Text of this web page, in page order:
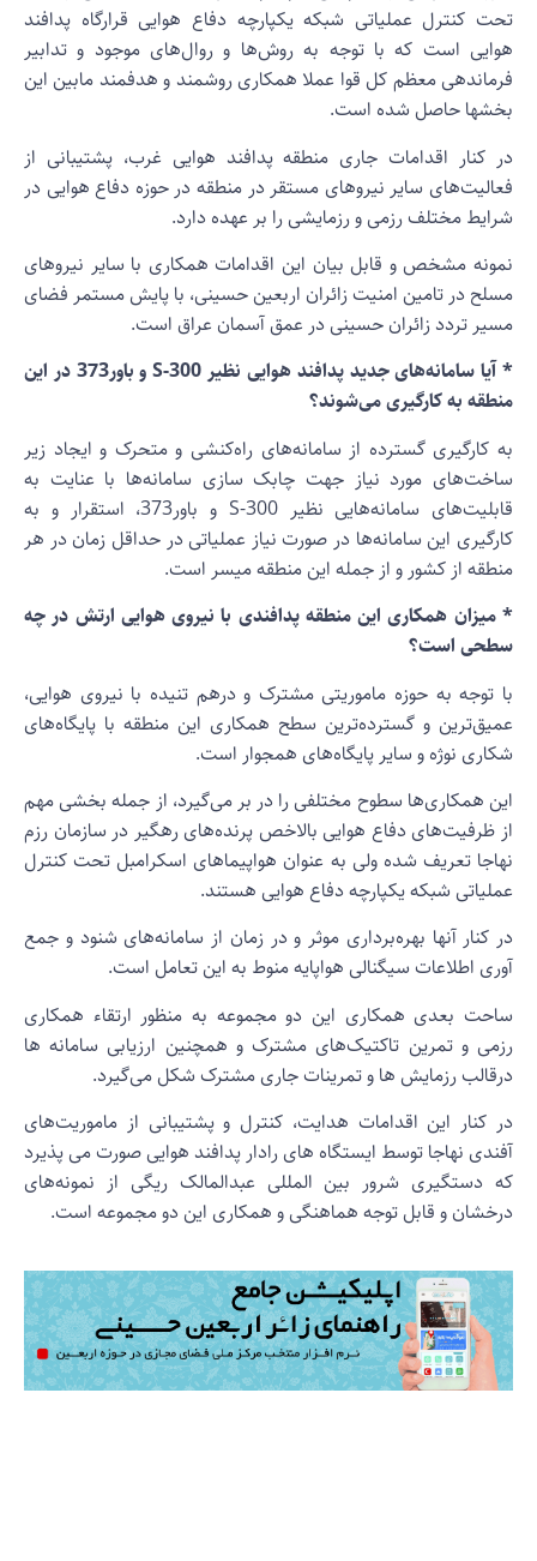
کنترل عملیاتی شبکه یکپارچه دفاع هوایی قرارگاه پدافند
است که با توجه به روش‌ها و روال‌های موجود و تدابیر
معظم کل قوا عملا همکاری روشمند و هدفمند مابین این
حاصل شده است.
کنار اقدامات جاری منطقه پدافند هوایی غرب، پشتیبانی از
سایر نیروهای مستقر در منطقه در حوزه دفاع هوایی در
مختلف رزمی و رزمایشی را بر عهده دارد.
مشخص و قابل بیان این اقدامات همکاری با سایر نیروهای
در تامین امنیت زائران اربعین حسینی، با پایش مستمر فضای
تردد زائران حسینی در عمق آسمان عراق است.
* آیا سامانه‌های جدید پدافند هوایی نظیر S-300 و باور373 در این
به کارگیری می‌شوند؟
کارگیری گسترده از سامانه‌های راه‌کنشی و متحرک و ایجاد زیر
مورد نیاز جهت چابک سازی سامانه‌ها با عنایت به
قابلیت‌های سامانه‌هایی نظیر S-300 و باور373، استقرار و به
این سامانه‌ها در صورت نیاز عملیاتی در حداقل زمان در هر
از کشور و از جمله این منطقه میسر است.
میزان همکاری این منطقه پدافندی با نیروی هوایی ارتش در چه
است؟
توجه به حوزه ماموریتی مشترک و درهم تنیده با نیروی هوایی،
و گسترده‌ترین سطح همکاری این منطقه با پایگاه‌های
نوژه و سایر پایگاه‌های همجوار است.
همکاری‌ها سطوح مختلفی را در بر می‌گیرد، از جمله بخشی مهم
ظرفیت‌های دفاع هوایی بالاخص پرنده‌های رهگیر در سازمان رزم
تعریف شده ولی به عنوان هواپیماهای اسکرامبل تحت کنترل
شبکه یکپارچه دفاع هوایی هستند.
کنار آنها بهره‌برداری موثر و در زمان از سامانه‌های شنود و جمع
اطلاعات سیگنالی هواپایه منوط به این تعامل است.
بعدی همکاری این دو مجموعه به منظور ارتقاء همکاری
و تمرین تاکتیک‌های مشترک و همچنین ارزیابی سامانه ها
رزمایش ها و تمرینات جاری مشترک شکل می‌گیرد.
کنار این اقدامات هدایت، کنترل و پشتیبانی از ماموریت‌های
نهاجا توسط ایستگاه های رادار پدافند هوایی صورت می پذیرد
دستگیری شرور بین المللی عبدالمالک ریگی از نمونه‌های
و قابل توجه هماهنگی و همکاری این دو مجموعه است.